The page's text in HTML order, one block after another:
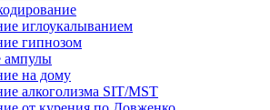
иглоукалыванием
гипнозом
ампулы
на дому
алкоголизма SIT/MST